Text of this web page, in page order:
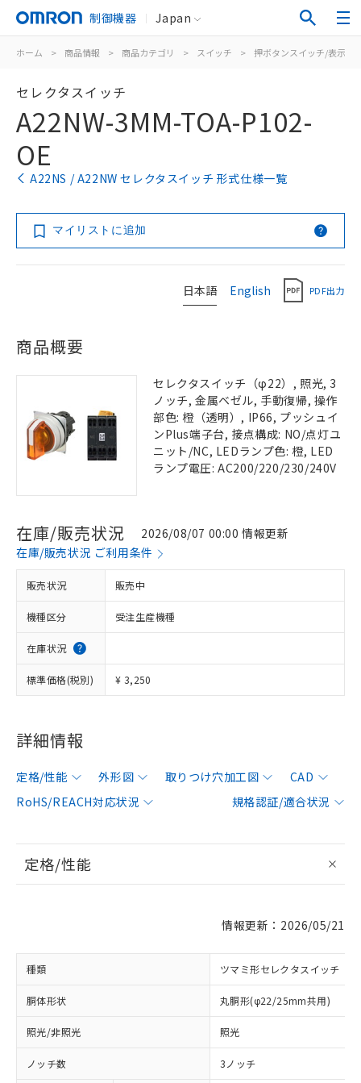
制御機器 Japan
ホーム > 商品情報 > 商品カテゴリ > スイッチ > 押ボタンスイッチ/表示灯
セレクタスイッチ
A22NW-3MM-TOA-P102-
OE
A22NS / A22NW セレクタスイッチ 形式仕様一覧
マイリストに追加
日本語 English PDF出力
商品概要
セレクタスイッチ（φ22）, 照光, 3
ノッチ, 金属ベゼル, 手動復帰, 操作
部色: 橙（透明）, IP66, プッシュイ
ンPlus端子台, 接点構成: NO/点灯ユ
ニット/NC, LEDランプ色: 橙, LED
ランプ電圧: AC200/220/230/240V
在庫/販売状況
2026/08/07 00:00 情報更新
在庫/販売状況 ご利用条件
販売状況 販売中
機種区分 受注生産機種
在庫状況
標準価格(税別) ¥ 3,250
詳細情報
定格/性能 外形図 取りつけ穴加工図
CAD
RoHS/REACH対応状況
規格認証/適合状況
定格/性能
情報更新：2026/05/21
種類 ツマミ形セレクタスイッチ
胴体形状 丸胴形(φ22/25mm共用)
照光/非照光 照光
ノッチ数 3ノッチ